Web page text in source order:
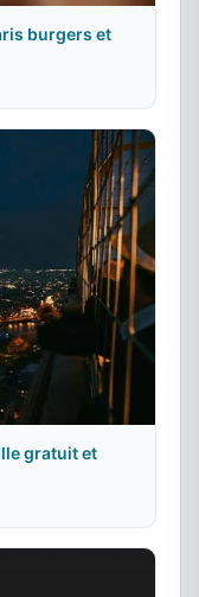
burgers et
gratuit et